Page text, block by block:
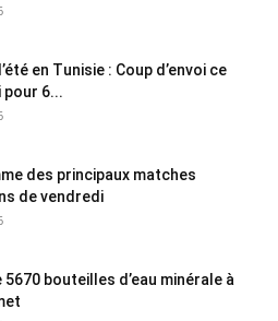
en Tunisie : Coup d’envoi ce
6...
des principaux matches
de vendredi
5670 bouteilles d’eau minérale à